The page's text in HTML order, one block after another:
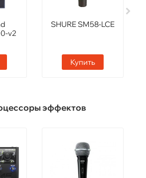
v2
SHURE SM58-LCE
Купить
эффектов